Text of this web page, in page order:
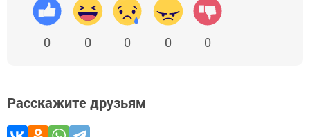
0 0 0 0 0
Расскажите друзьям